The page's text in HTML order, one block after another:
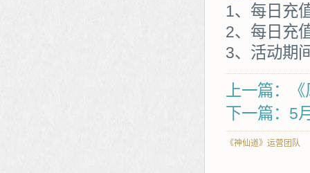
1、每日充
2、每日充
3、活动期
上一篇：
下一篇：5
《神仙道》运营团队